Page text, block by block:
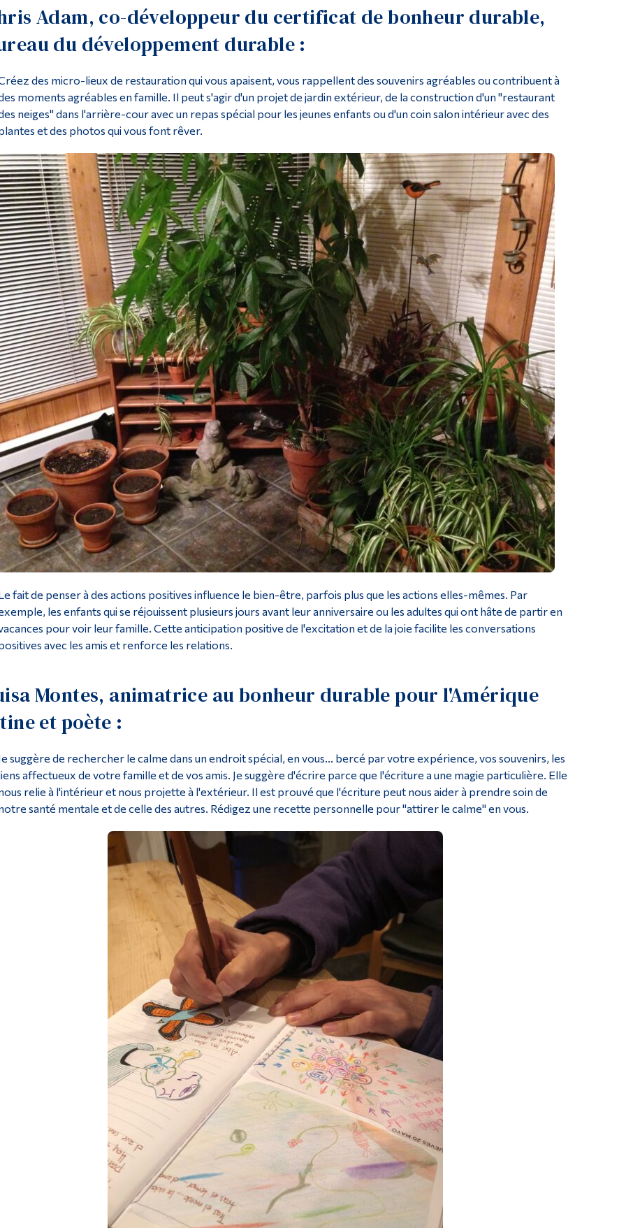
Adam, co-développeur du certificat de bonheur durable,
du développement durable :
des micro-lieux de restauration qui vous apaisent, vous rappellent des souvenirs agréables ou contribuent à
moments agréables en famille. Il peut s'agir d'un projet de jardin extérieur, de la construction d'un "restaurant
neiges" dans l'arrière-cour avec un repas spécial pour les jeunes enfants ou d'un coin salon intérieur avec des
et des photos qui vous font rêver.
fait de penser à des actions positives influence le bien-être, parfois plus que les actions elles-mêmes. Par
les enfants qui se réjouissent plusieurs jours avant leur anniversaire ou les adultes qui ont hâte de partir en
pour voir leur famille. Cette anticipation positive de l'excitation et de la joie facilite les conversations
avec les amis et renforce les relations.
Montes, animatrice au bonheur durable pour l'Amérique
et poète :
suggère de rechercher le calme dans un endroit spécial, en vous... bercé par votre expérience, vos souvenirs, les
affectueux de votre famille et de vos amis. Je suggère d'écrire parce que l'écriture a une magie particulière. Elle
relie à l'intérieur et nous projette à l'extérieur. Il est prouvé que l'écriture peut nous aider à prendre soin de
santé mentale et de celle des autres. Rédigez une recette personnelle pour "attirer le calme" en vous.